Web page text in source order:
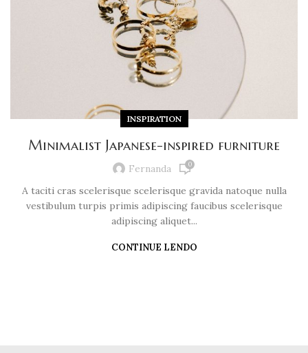
INSPIRATION
Minimalist Japanese-inspired furniture
Fernanda 0
A taciti cras scelerisque scelerisque gravida natoque nulla
vestibulum turpis primis adipiscing faucibus scelerisque
adipiscing aliquet...
CONTINUE LENDO